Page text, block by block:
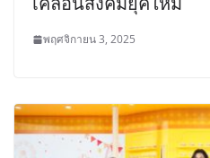
พฤศจิกายน 3, 2025